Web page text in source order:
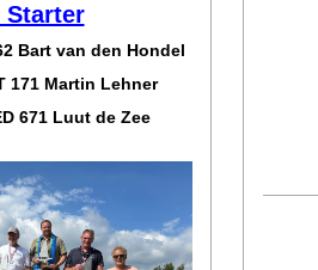
Starter
Bart van den Hondel
171 Martin Lehner
671 Luut de Zee